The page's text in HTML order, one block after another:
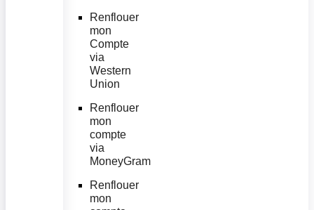
Renflouer
mon
Compte
via
Western
Union
Renflouer
mon
compte
via
MoneyGram
Renflouer
mon